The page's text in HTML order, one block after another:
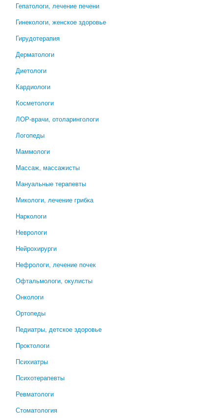
Гепатологи, лечение печени
Гинекологи, женское здоровье
Гирудотерапия
Дерматологи
Диетологи
Кардиологи
Косметологи
ЛОР-врачи, отоларингологи
Логопеды
Маммологи
Массаж, массажисты
Мануальные терапевты
Микологи, лечение грибка
Наркологи
Неврологи
Нейрохирурги
Нефрологи, лечение почек
Офтальмологи, окулисты
Онкологи
Ортопеды
Педиатры, детское здоровье
Проктологи
Психиатры
Психотерапевты
Ревматологи
Стоматология